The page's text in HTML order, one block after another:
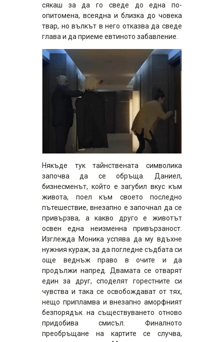
сякаш за да го сведе до една по-
опитомена, всеядна и близка до човека
твар, но вълкът в него отказва да сведе
глава и да приеме евтиното забавление.
Някъде тук тайнствената символика
започва да се обръща. Даниел,
бизнесменът, който е загубил вкус към
живота, поел към своето последно
пътешествие, внезапно е започнал да се
привързва, а какво друго е животът
освен една неизменна привързаност.
Изглежда Моника успява да му вдъхне
нужния кураж, за да погледне съдбата си
още веднъж право в очите и да
продължи напред. Двамата се отварят
един за друг, споделят горестните си
чувства и така се освобождават от тях,
нещо припламва и внезапно аморфният
безпорядък на съществуването отново
придобива смисъл. Финалното
преобръщане на картите се случва,